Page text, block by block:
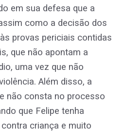
em sua defesa que a
como a decisão dos
provas periciais contidas
que não apontam a
uma vez que não
Além disso, a
não consta no processo
que Felipe tenha
criança e muito